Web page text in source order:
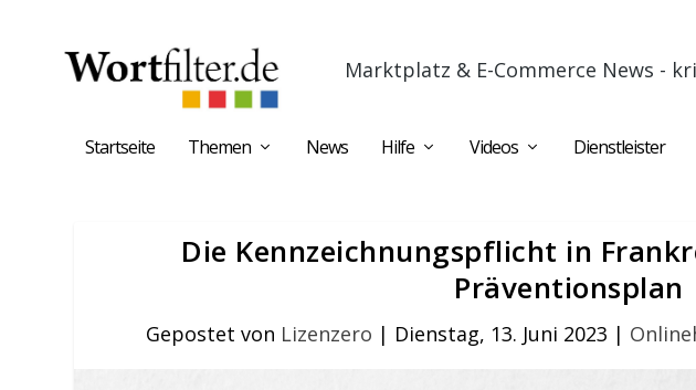
Marktplatz & E-Commerce News -
Startseite Themen News Hilfe Videos Dienstleister
Die Kennzeichnungspflicht in
Präventionsplan
Gepostet von Lizenzero | Dienstag, 13. Juni 2023 |